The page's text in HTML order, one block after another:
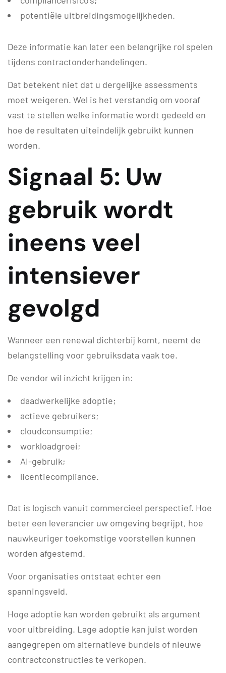
potentiële uitbreidingsmogelijkheden.
Deze informatie kan later een belangrijke rol spelen
tijdens contractonderhandelingen.
Dat betekent niet dat u dergelijke assessments
moet weigeren. Wel is het verstandig om vooraf
vast te stellen welke informatie wordt gedeeld en
hoe de resultaten uiteindelijk gebruikt kunnen
worden.
Signaal 5: Uw
gebruik wordt
ineens veel
intensiever
gevolgd
Wanneer een renewal dichterbij komt, neemt de
belangstelling voor gebruiksdata vaak toe.
De vendor wil inzicht krijgen in:
daadwerkelijke adoptie;
actieve gebruikers;
cloudconsumptie;
workloadgroei;
AI-gebruik;
licentiecompliance.
Dat is logisch vanuit commercieel perspectief. Hoe
beter een leverancier uw omgeving begrijpt, hoe
nauwkeuriger toekomstige voorstellen kunnen
worden afgestemd.
Voor organisaties ontstaat echter een
spanningsveld.
Hoge adoptie kan worden gebruikt als argument
voor uitbreiding. Lage adoptie kan juist worden
aangegrepen om alternatieve bundels of nieuwe
contractconstructies te verkopen.